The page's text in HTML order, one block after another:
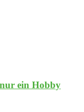
ein Hobby